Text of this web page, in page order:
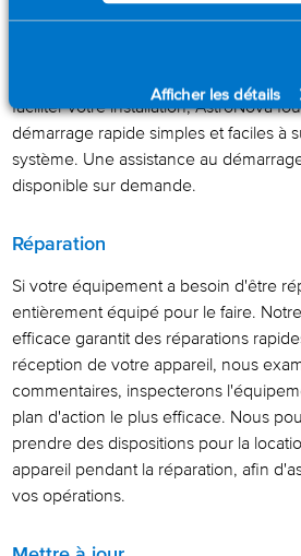
Afficher les détails
techniques ou vous aider à configurer
faciliter votre installation, AstroNova
démarrage rapide simples et faciles à
système. Une assistance au
disponible sur demande.
Réparation
Si votre équipement a besoin d'être
entièrement équipé pour le faire.
efficace garantit des réparations
réception de votre appareil, nous
commentaires, inspecterons
plan d'action le plus efficace. Nous
prendre des dispositions pour la
appareil pendant la réparation, afin
vos opérations.